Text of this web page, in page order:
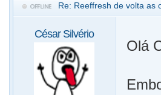
Re: Reeffresh de volta as
César Silvério
Olá